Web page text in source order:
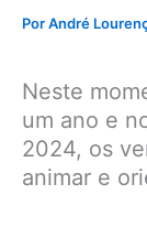
PorAndré
Neste
um ano e
2024, os
animar e